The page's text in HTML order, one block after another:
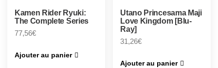
Kamen Rider Ryuki:
The Complete Series
77,56€
Ajouter au panier
Utano Princesama Maji
Love Kingdom [Blu-
Ray]
31,26€
Ajouter au panier